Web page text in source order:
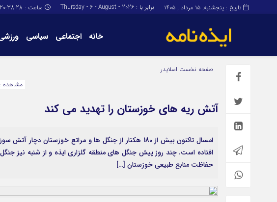
تاریخ : پنجشنبه, ۱۵ مرداد , ۱۴۰۵ برابر با : Thursday - 6 - August - 2026 ساعت : 20:38:29
خانه اجتماعی سیاسی
برگه نمونهصفحه نخست اسلایدر
مشاهده :
آتش ریه های خوزستان را تهدید می کند
امسال تاکنون بیش از 180 هکتار از جنگل ها و مراتع
افتاده است. چند روز پیش جنگل های منطقه گلزاری ایذه و از شنبه نیز
حفاظت منابع طبیعی خوزستان […]